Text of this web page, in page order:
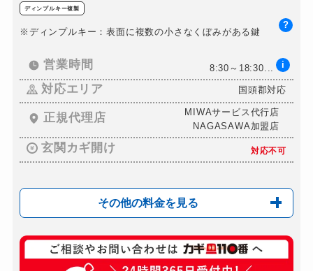
ディンプルキー複製
※ディンプルキー：表面に複数の小さなくぼみがある鍵
営業時間 8:30～18:30... i
対応エリア 国頭郡対応
正規代理店
MIWAサービス代行店
NAGASAWA加盟店
?
玄関カギ開け 対応不可
その他の料金を見る
玄関カギ複製 550円(税込)～